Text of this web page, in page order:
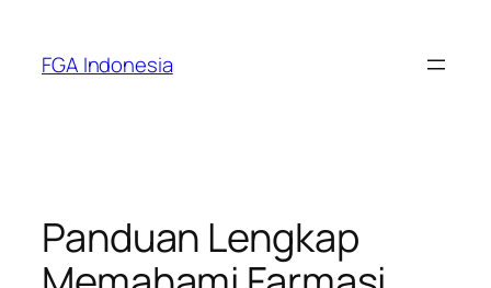
content
FGA Indonesia
Panduan Lengkap